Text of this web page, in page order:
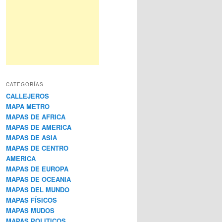
CATEGORÍAS
CALLEJEROS
MAPA METRO
MAPAS DE AFRICA
MAPAS DE AMERICA
MAPAS DE ASIA
MAPAS DE CENTRO
AMERICA
MAPAS DE EUROPA
MAPAS DE OCEANIA
MAPAS DEL MUNDO
MAPAS FÍSICOS
MAPAS MUDOS